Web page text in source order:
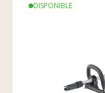
DISPONIBLE